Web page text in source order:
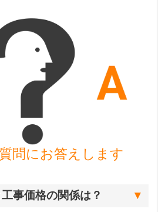
問にお答えします
事価格の関係は？